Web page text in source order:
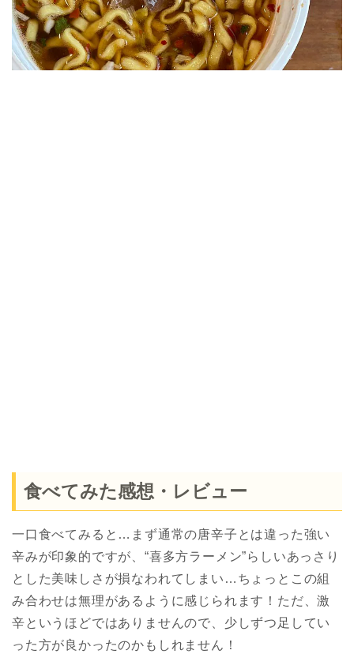
食べてみた感想・レビュー
一口食べてみると…まず通常の唐辛子とは違った強い
辛みが印象的ですが、“喜多方ラーメン”らしいあっさり
とした美味しさが損なわれてしまい…ちょっとこの組
み合わせは無理があるように感じられます！ただ、激
辛というほどではありませんので、少しずつ足してい
った方が良かったのかもしれません！